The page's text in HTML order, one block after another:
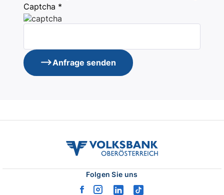
Captcha *
Anfrage senden
volksbank
ooe
Folgen Sie uns